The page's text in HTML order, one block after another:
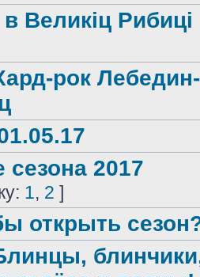
в Вeликіц Рибиці
рок Лебедин-
сезона 2017
1, 2 ]
открыть